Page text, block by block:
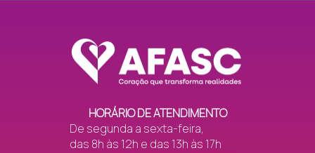
HORÁRIO DE ATENDIMENTO
De segunda a sexta-feira,
das 8h às 12h e das 13h às 17h